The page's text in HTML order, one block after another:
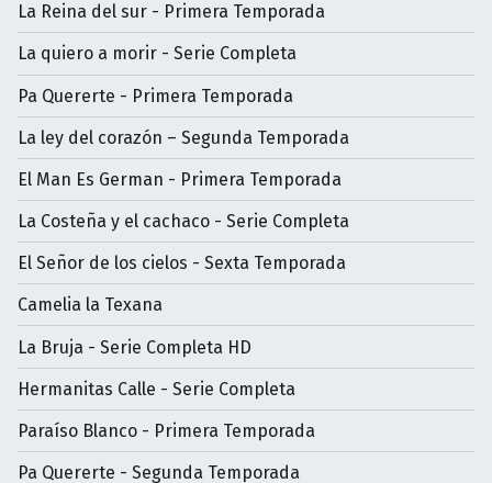
La Reina del sur - Primera Temporada
La quiero a morir - Serie Completa
Pa Quererte - Primera Temporada
La ley del corazón – Segunda Temporada
El Man Es German - Primera Temporada
La Costeña y el cachaco - Serie Completa
El Señor de los cielos - Sexta Temporada
Camelia la Texana
La Bruja - Serie Completa HD
Hermanitas Calle - Serie Completa
Paraíso Blanco - Primera Temporada
Pa Quererte - Segunda Temporada